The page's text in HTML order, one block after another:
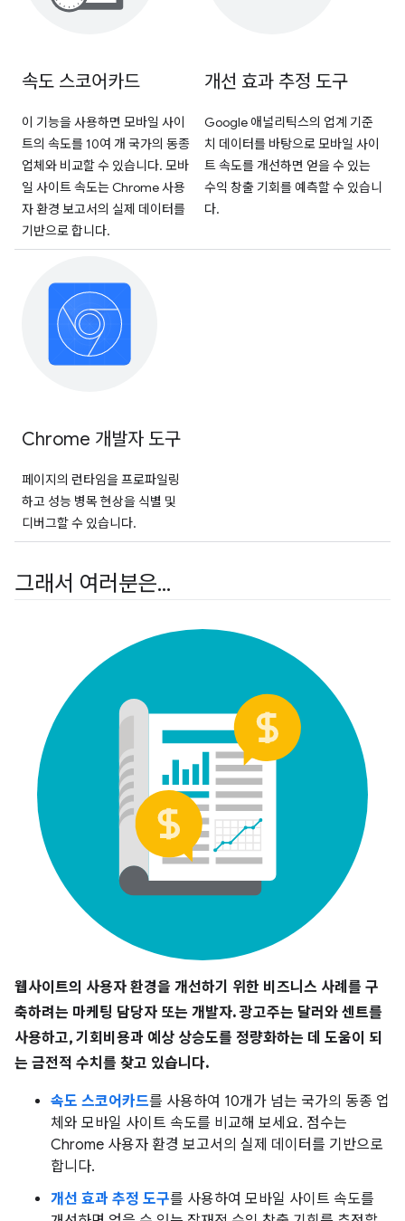
속도 스코어카드
이 기능을 사용하면 모바일 사이
트의 속도를 10여 개 국가의 동종
업체와 비교할 수 있습니다. 모바
일 사이트 속도는 Chrome 사용
자 환경 보고서의 실제 데이터를
기반으로 합니다.
개선 효과 추정 도구
Google 애널리틱스의 업계 기준
치 데이터를 바탕으로 모바일 사이
트 속도를 개선하면 얻을 수 있는
수익 창출 기회를 예측할 수 있습니
다.
Chrome 개발자 도구
페이지의 런타임을 프로파일링
하고 성능 병목 현상을 식별 및
디버그할 수 있습니다.
그래서 여러분은...
웹사이트의 사용자 환경을 개선하기 위한 비즈니스 사례를 구
축하려는 마케팅 담당자 또는 개발자. 광고주는 달러와 센트를
사용하고, 기회비용과 예상 상승도를 정량화하는 데 도움이 되
는 금전적 수치를 찾고 있습니다.
속도 스코어카드를 사용하여 10개가 넘는 국가의 동종 업
체와 모바일 사이트 속도를 비교해 보세요. 점수는
Chrome 사용자 환경 보고서의 실제 데이터를 기반으로
합니다.
개선 효과 추정 도구를 사용하여 모바일 사이트 속도를